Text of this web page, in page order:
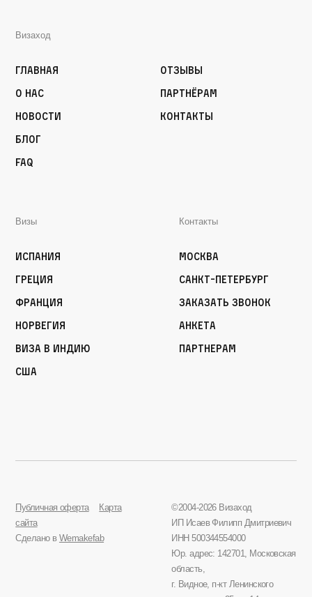
Визаход
Главная
О нас
Новости
Блог
FAQ
Отзывы
Партнёрам
Контакты
Визы
Испания
Греция
Франция
Норвегия
Виза в Индию
США
Контакты
Москва
Санкт-Петербург
Заказать звонок
Анкета
Партнерам
Публичная оферта
Карта
сайта
Сделано в Wemakefab
©2004-2026 Визаход
ИП Исаев Филипп Дмитриевич
ИНН 500344554000
Юр. адрес: 142701, Московская
область,
г. Видное, п-кт Ленинского